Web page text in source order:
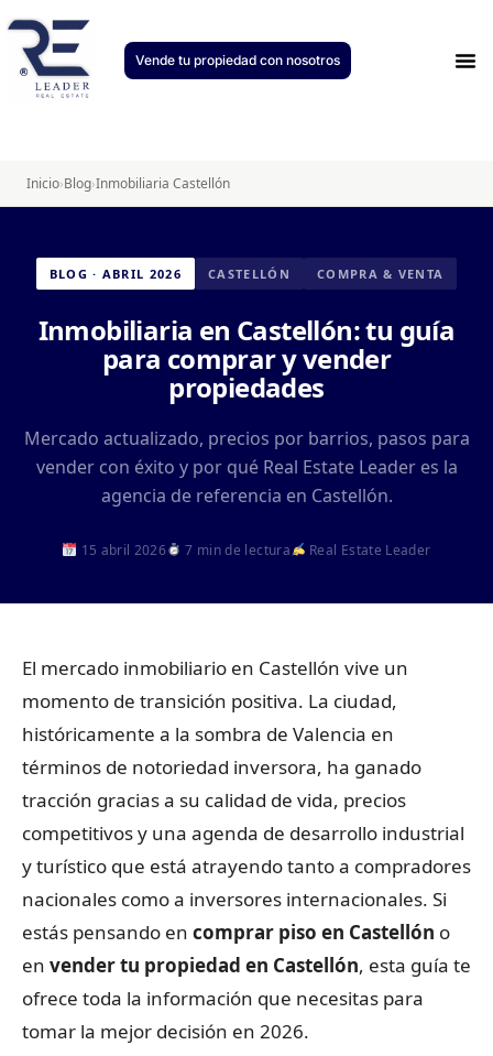
Vende tu propiedad con nosotros
Inicio›Blog›Inmobiliaria Castellón
BLOG · ABRIL 2026 CASTELLÓN COMPRA & VENTA
Inmobiliaria en Castellón: tu guía
para comprar y vender
propiedades
Mercado actualizado, precios por barrios, pasos para
vender con éxito y por qué Real Estate Leader es la
agencia de referencia en Castellón.
15 abril 2026 7 min de lectura Real Estate Leader
El mercado inmobiliario en Castellón vive un
momento de transición positiva. La ciudad,
históricamente a la sombra de Valencia en
términos de notoriedad inversora, ha ganado
tracción gracias a su calidad de vida, precios
competitivos y una agenda de desarrollo industrial
y turístico que está atrayendo tanto a compradores
nacionales como a inversores internacionales. Si
estás pensando en comprar piso en Castellón o
en vender tu propiedad en Castellón, esta guía te
ofrece toda la información que necesitas para
tomar la mejor decisión en 2026.